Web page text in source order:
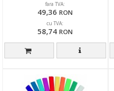
fara TVA:
49,36 RON
cu TVA:
58,74 RON